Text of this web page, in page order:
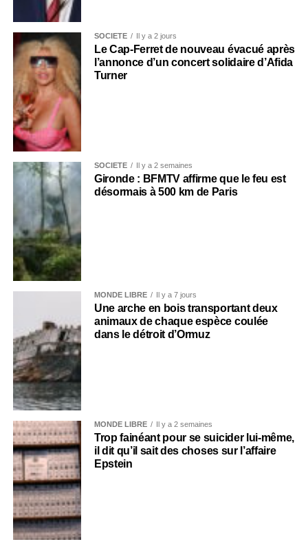
SOCIÉTÉ Il y a 2 jours
Le Cap-Ferret de nouveau évacué après
l’annonce d’un concert solidaire d’Afida
Turner
SOCIÉTÉ Il y a 2 semaines
Gironde : BFMTV affirme que le feu est
désormais à 500 km de Paris
MONDE LIBRE Il y a 7 jours
Une arche en bois transportant deux
animaux de chaque espèce coulée
dans le détroit d’Ormuz
MONDE LIBRE Il y a 2 semaines
Trop fainéant pour se suicider lui-même,
il dit qu’il sait des choses sur l’affaire
Epstein